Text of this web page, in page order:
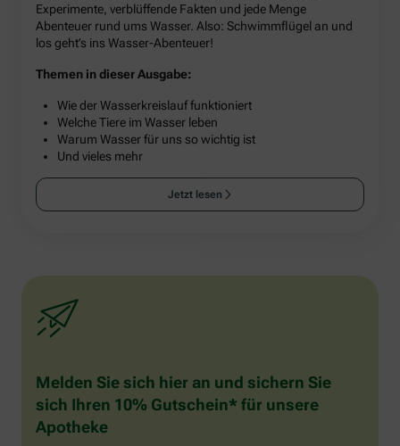
Experimente, verblüffende Fakten und jede Menge
Abenteuer rund ums Wasser. Also: Schwimmflügel an und
los geht’s ins Wasser-Abenteuer!
Themen in dieser Ausgabe:
Wie der Wasserkreislauf funktioniert
Welche Tiere im Wasser leben
Warum Wasser für uns so wichtig ist
Und vieles mehr
Jetzt lesen
Melden Sie sich hier an und sichern Sie
sich Ihren 10% Gutschein* für unsere
Apotheke